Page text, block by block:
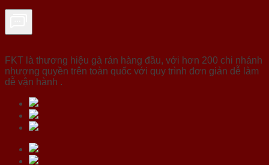
FKT là thương hiệu gà rán hàng đầu, với hơn 200 chi nhánh
nhượng quyền trên toàn quốc với quy trình đơn giản dễ làm
dễ vận hành .